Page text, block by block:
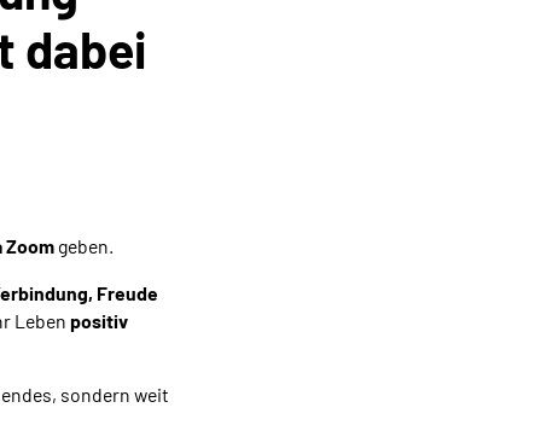
dabei
Zoomgeben.
Freude
Leben positiv
sondern weit